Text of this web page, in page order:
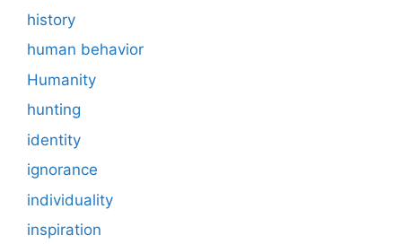
history
human behavior
Humanity
hunting
identity
ignorance
individuality
inspiration